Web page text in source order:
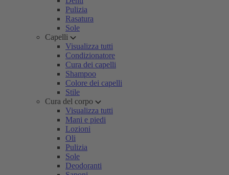
Pulizia
Rasatura
Sole
Capelli
Visualizza tutti
Condizionatore
Cura dei capelli
Shampoo
Colore dei capelli
Stile
Cura del corpo
Visualizza tutti
Mani e piedi
Lozioni
Oli
Pulizia
Sole
Deodoranti